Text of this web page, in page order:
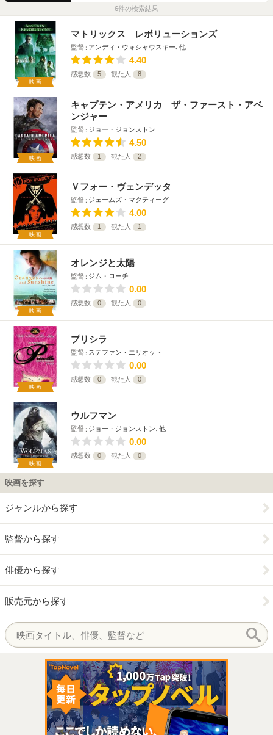
6件の検索結果
映画
マトリックス レボリューションズ
監督 アンディ・ウォシャウスキー､他
4.40
感想数 5 観た人 8
映画
キャプテン・アメリカ ザ・ファースト・アベ
ンジャー
監督 ジョー・ジョンストン
4.50
感想数 1 観た人 2
映画
Ｖフォー・ヴェンデッタ
監督 ジェームズ・マクティーグ
4.00
感想数 1 観た人 1
映画
オレンジと太陽
監督 ジム・ローチ
0.00
感想数 0 観た人 0
映画
プリシラ
監督 ステファン・エリオット
0.00
感想数 0 観た人 0
映画
ウルフマン
監督 ジョー・ジョンストン､他
0.00
感想数 0 観た人 0
映画を探す
ジャンルから探す
監督から探す
俳優から探す
販売元から探す